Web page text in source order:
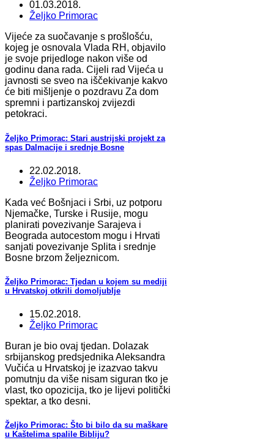
01.03.2018.
Željko Primorac
Vijeće za suočavanje s prošlošću,
kojeg je osnovala Vlada RH, objavilo
je svoje prijedloge nakon više od
godinu dana rada. Cijeli rad Vijeća u
javnosti se sveo na iščekivanje kakvo
će biti mišljenje o pozdravu Za dom
spremni i partizanskoj zvijezdi
petokraci.
Željko Primorac: Stari austrijski projekt za
spas Dalmacije i srednje Bosne
22.02.2018.
Željko Primorac
Kada već Bošnjaci i Srbi, uz potporu
Njemačke, Turske i Rusije, mogu
planirati povezivanje Sarajeva i
Beograda autocestom mogu i Hrvati
sanjati povezivanje Splita i srednje
Bosne brzom željeznicom.
Željko Primorac: Tjedan u kojem su mediji
u Hrvatskoj otkrili domoljublje
15.02.2018.
Željko Primorac
Buran je bio ovaj tjedan. Dolazak
srbijanskog predsjednika Aleksandra
Vučića u Hrvatskoj je izazvao takvu
pomutnju da više nisam siguran tko je
vlast, tko opozicija, tko je lijevi politički
spektar, a tko desni.
Željko Primorac: Što bi bilo da su maškare
u Kaštelima spalile Bibliju?